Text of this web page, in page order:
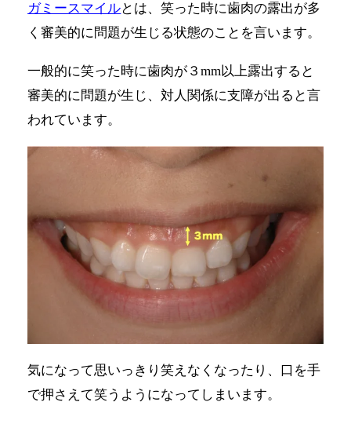
ガミースマイルとは、笑った時に歯肉の露出が多
く審美的に問題が生じる状態のことを言います。
一般的に笑った時に歯肉が３mm以上露出すると
審美的に問題が生じ、対人関係に支障が出ると言
われています。
気になって思いっきり笑えなくなったり、口を手
で押さえて笑うようになってしまいます。